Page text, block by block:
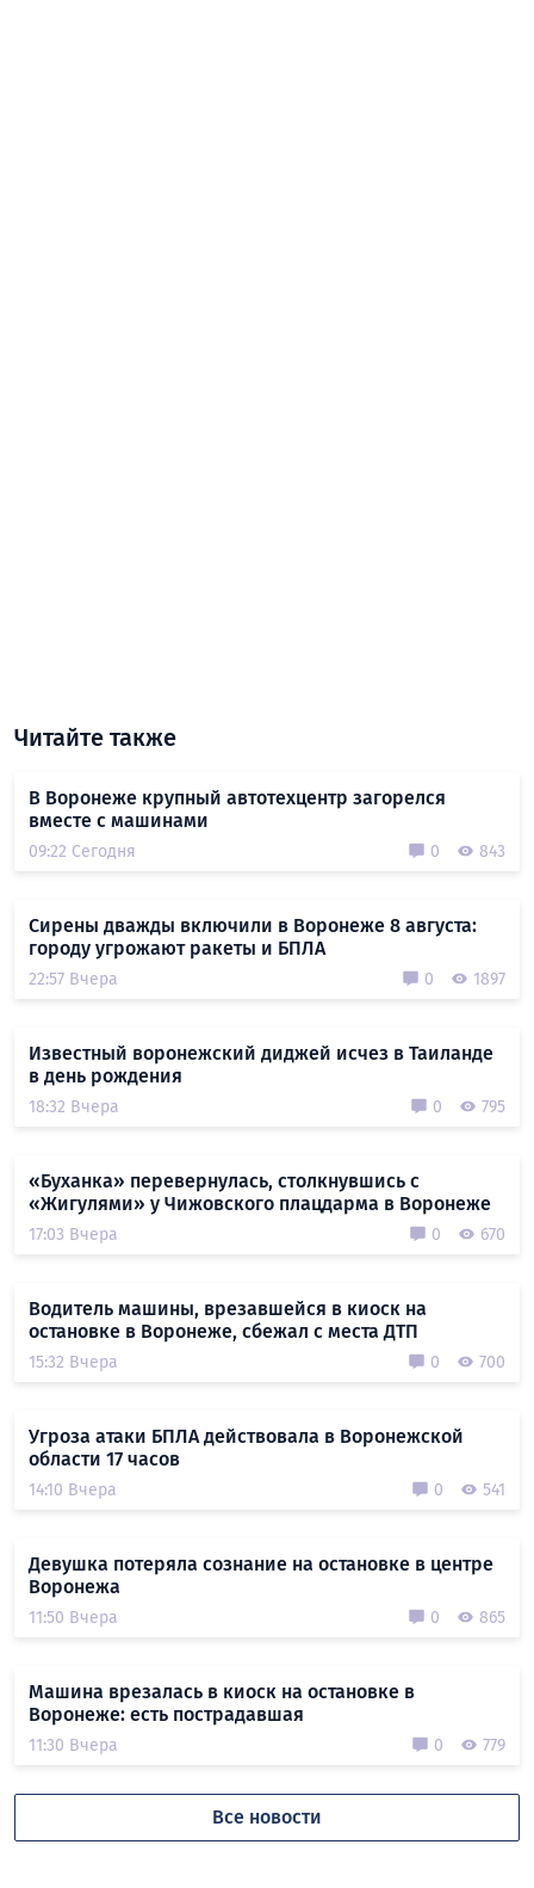
Читайте также
В Воронеже крупный автотехцентр загорелся
вместе с машинами
09:22 Сегодня 0 843
Сирены дважды включили в Воронеже 8 августа:
городу угрожают ракеты и БПЛА
22:57 Вчера 0 1897
Известный воронежский диджей исчез в Таиланде
в день рождения
18:32 Вчера 0 795
«Буханка» перевернулась, столкнувшись с
«Жигулями» у Чижовского плацдарма в Воронеже
17:03 Вчера 0 670
Водитель машины, врезавшейся в киоск на
остановке в Воронеже, сбежал с места ДТП
15:32 Вчера 0 700
Угроза атаки БПЛА действовала в Воронежской
области 17 часов
14:10 Вчера 0 541
Девушка потеряла сознание на остановке в центре
Воронежа
11:50 Вчера 0 865
Машина врезалась в киоск на остановке в
Воронеже: есть пострадавшая
11:30 Вчера 0 779
Все новости